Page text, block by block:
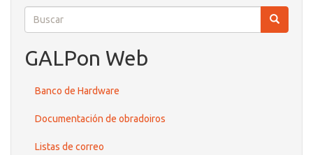
Buscar
Buscar
GALPon Web
Banco de Hardware
Documentación de obradoiros
Listas de correo